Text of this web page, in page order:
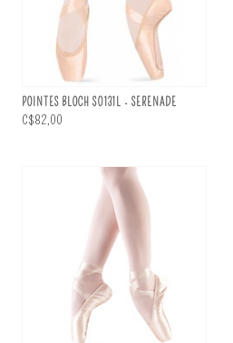
POINTES BLOCH S0131L - SERENADE
C$82,00